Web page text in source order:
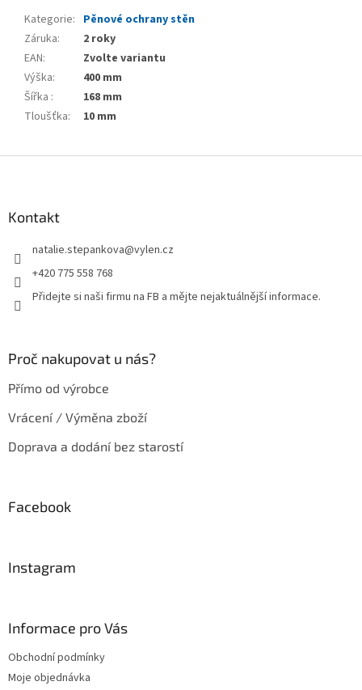
Kategorie: Pěnové ochrany stěn
Záruka:
2 roky
EAN:
Zvolte variantu
Výška:
400 mm
Šířka :
168 mm
Tloušťka: 10 mm
Kontakt
natalie.stepankova@vylen.cz
+420 775 558 768
Přidejte si naši firmu na FB a mějte nejaktuálnější informace.
Proč nakupovat u nás?
Přímo od výrobce
Vrácení / Výměna zboží
Doprava a dodání bez starostí
Facebook
Instagram
Informace pro Vás
Obchodní podmínky
Moje objednávka